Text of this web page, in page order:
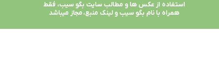
استفاده از عکس ها و مطالب سایت بگو سیب، فقط
همراه با نام بگو سیب و لینک منبع، مجاز میباشد